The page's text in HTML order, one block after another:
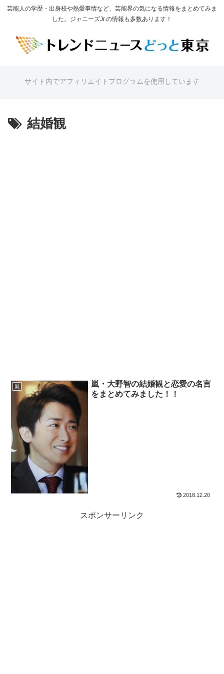
芸能人の学歴・出身校や熱愛事情など、芸能界の気になる情報をまとめてみま
した。ジャニーズJr.の情報も多数あります！
サイト内でアフィリエイトプログラムを使用しています
結婚観
嵐
嵐・大野智の結婚観と恋愛の名言
をまとめてみました！！
2018.12.20
スポンサーリンク